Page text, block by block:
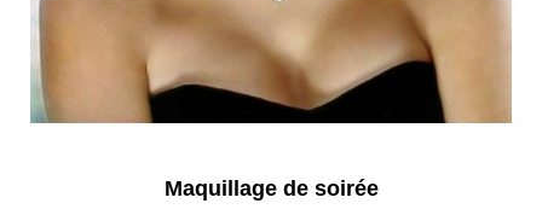
Maquillage de soirée